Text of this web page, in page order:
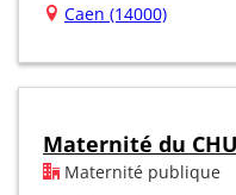
Caen (14000)
Maternité du
Maternité publique